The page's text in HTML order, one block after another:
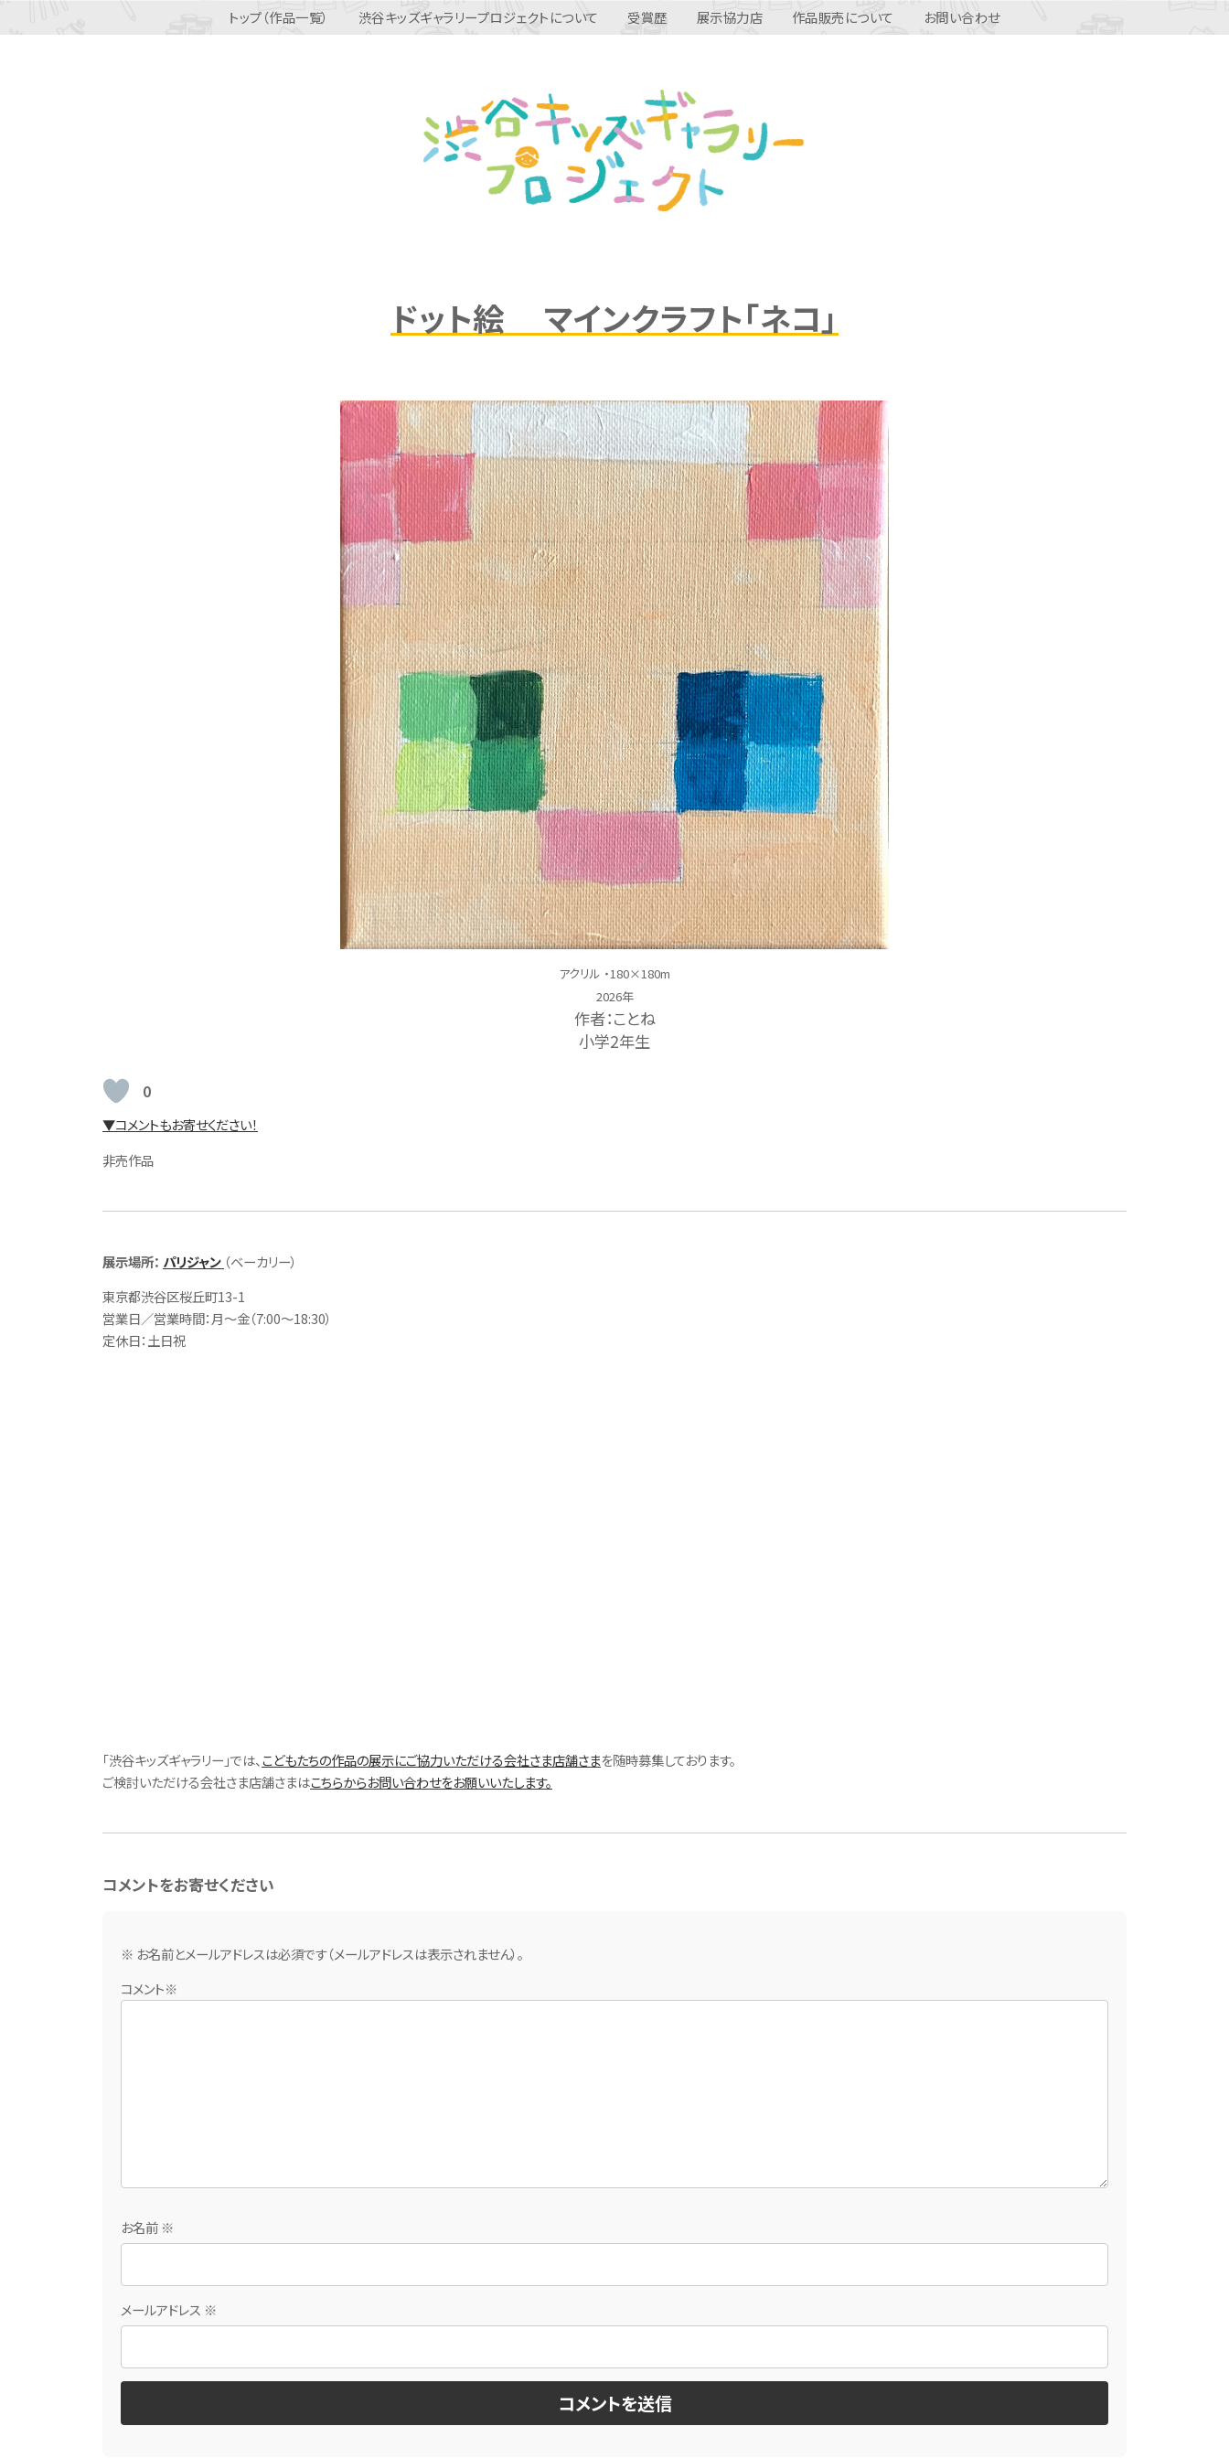
トップ（作品一覧） 渋谷キッズギャラリープロジェクトについて 受賞歴 展示協力店 作品販売について お問い合わせ
ドット絵 マインクラフト「ネコ」
アクリル ・180×180m
2026年
作者：ことね
小学2年生
0
▼コメントもお寄せください！
非売作品
展示場所： パリジャン （ベーカリー）
東京都渋谷区桜丘町13-1
営業日／営業時間：月～金（7:00～18:30）
定休日：土日祝
「渋谷キッズギャラリー」では、こどもたちの作品の展示にご協力いただける会社さま店舗さまを随時募集しております。
ご検討いただける会社さま店舗さまはこちらからお問い合わせをお願いいたします。
コメントをお寄せください
※ お名前とメールアドレスは必須です（メールアドレスは表示されません）。
コメント※
お名前 ※
メールアドレス ※